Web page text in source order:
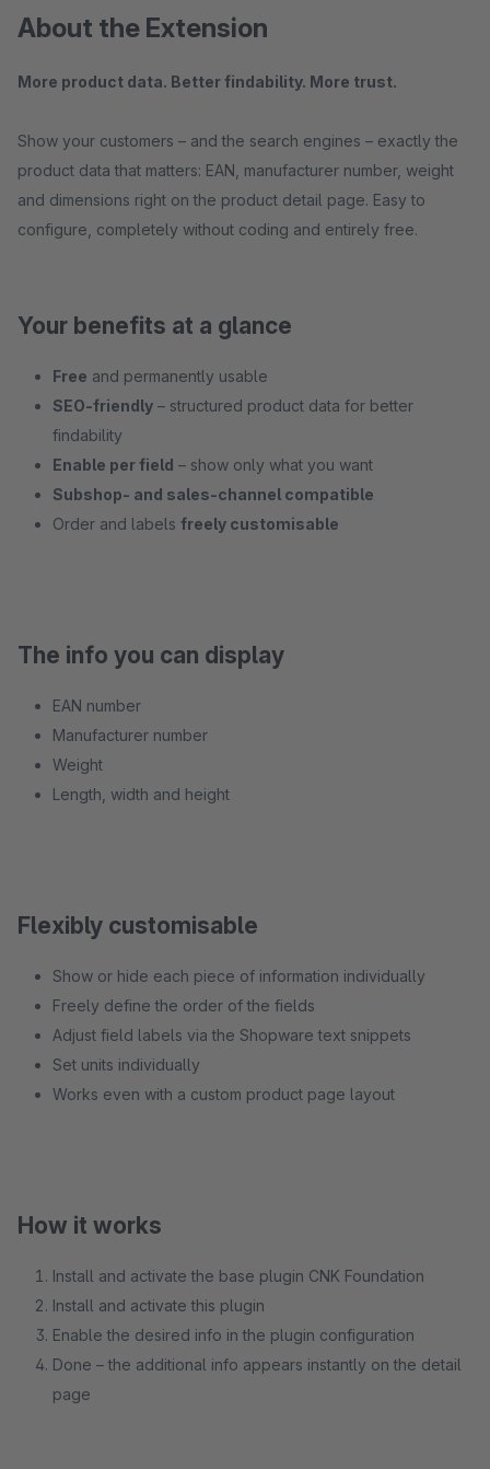
About the Extension
More product data. Better findability. More trust.
Show your customers – and the search engines – exactly the
product data that matters: EAN, manufacturer number, weight
and dimensions right on the product detail page. Easy to
configure, completely without coding and entirely free.
Your benefits at a glance
Free and permanently usable
SEO-friendly – structured product data for better
findability
Enable per field – show only what you want
Subshop- and sales-channel compatible
Order and labels freely customisable
The info you can display
EAN number
Manufacturer number
Weight
Length, width and height
Flexibly customisable
Show or hide each piece of information individually
Freely define the order of the fields
Adjust field labels via the Shopware text snippets
Set units individually
Works even with a custom product page layout
How it works
Install and activate the base plugin CNK Foundation
Install and activate this plugin
Enable the desired info in the plugin configuration
Done – the additional info appears instantly on the detail
page